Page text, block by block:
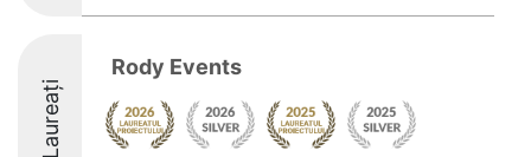
Laureați
Rody Events